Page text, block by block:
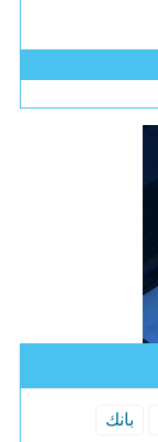
بانك